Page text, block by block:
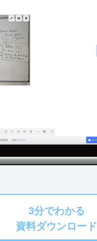
3分でわかる
資料ダウンロード